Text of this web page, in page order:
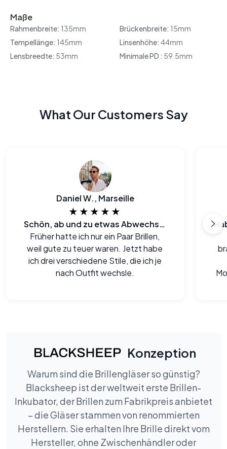
Maße
Rahmenbreite: 135mm Brückenbreite: 15mm
Tempellänge: 145mm Linsenhöhe: 44mm
Lensbreedte: 53mm Minimale PD : 59.5mm
What Our Customers Say
Daniel W., Marseille
★★★★★
Schön, ab und zu etwas Abwechslung zu haben
Früher hatte ich nur ein Paar Brillen,
weil gute zu teuer waren. Jetzt habe
ich drei verschiedene Stile, die ich je
nach Outfit wechsle.
Konzeption
Warum sind die Brillengläser so günstig?
Blacksheep ist der weltweit erste Brillen-
Inkubator, der Brillen zum Fabrikpreis anbietet
– die Gläser stammen von renommierten
Herstellern. Sie erhalten Ihre Brille direkt vom
Hersteller, ohne Zwischenhändler oder